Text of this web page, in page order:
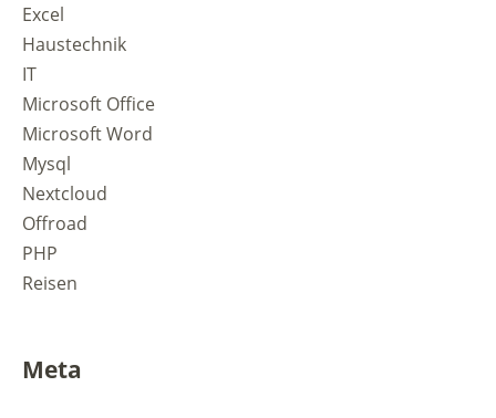
Excel
Haustechnik
IT
Microsoft Office
Microsoft Word
Mysql
Nextcloud
Offroad
PHP
Reisen
Meta